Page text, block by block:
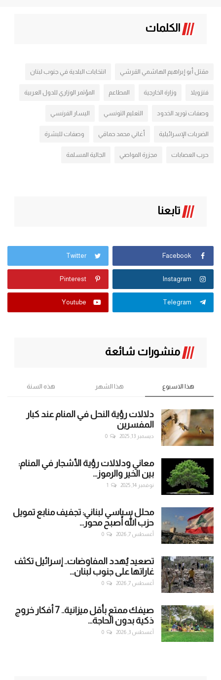
الكلمات
مقتل أبو إبراهيم الهاشمي القرشي انتخابات البلدية في جنوب لبنان
فنزويلا وزارة الخارجية المطاعم المؤتمر الوزاري للدول العربية
وصفات توريد الخدود التعليم التونسي اليسار الفرنسي
الضربات الإسرائيلية أغاني محمد حماقي وصفات للبشرة
حرب العصابات مجزرة المواصي الجالية المسلمة
تابعنا
Facebook
Twitter
Instagram
Pinterest
Telegram
Youtube
منشورات شائعة
هذا الاسبوع هذا الشهر هذه السنة
دلالات رؤية النحل في المنام عند كبار
المفسرين
ديسمبر 13, 2025 0
معاني ودلالات رؤية الأشجار في المنام:
بين الخير والرموز...
نوفمبر 14, 2025 1
محلل سياسي لبناني: تجفيف منابع تمويل
حزب الله أصبح محور...
أغسطس 7, 2026 0
تصعيد يُهدد المفاوضات.. إسرائيل تكثف
غاراتها على جنوب لبنان...
أغسطس 7, 2026 0
صيفك ممتع بأقل ميزانية.. 7 أفكار خروج
ذكية بدون الحاجة...
أغسطس 3, 2026 0